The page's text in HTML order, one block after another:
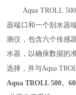
Aqua TROLL 500
器端口和一个刮水器端
测仪，包含六个传感
水器，以确保数据的
选择，并与Aqua
Aqua TROLL 500、